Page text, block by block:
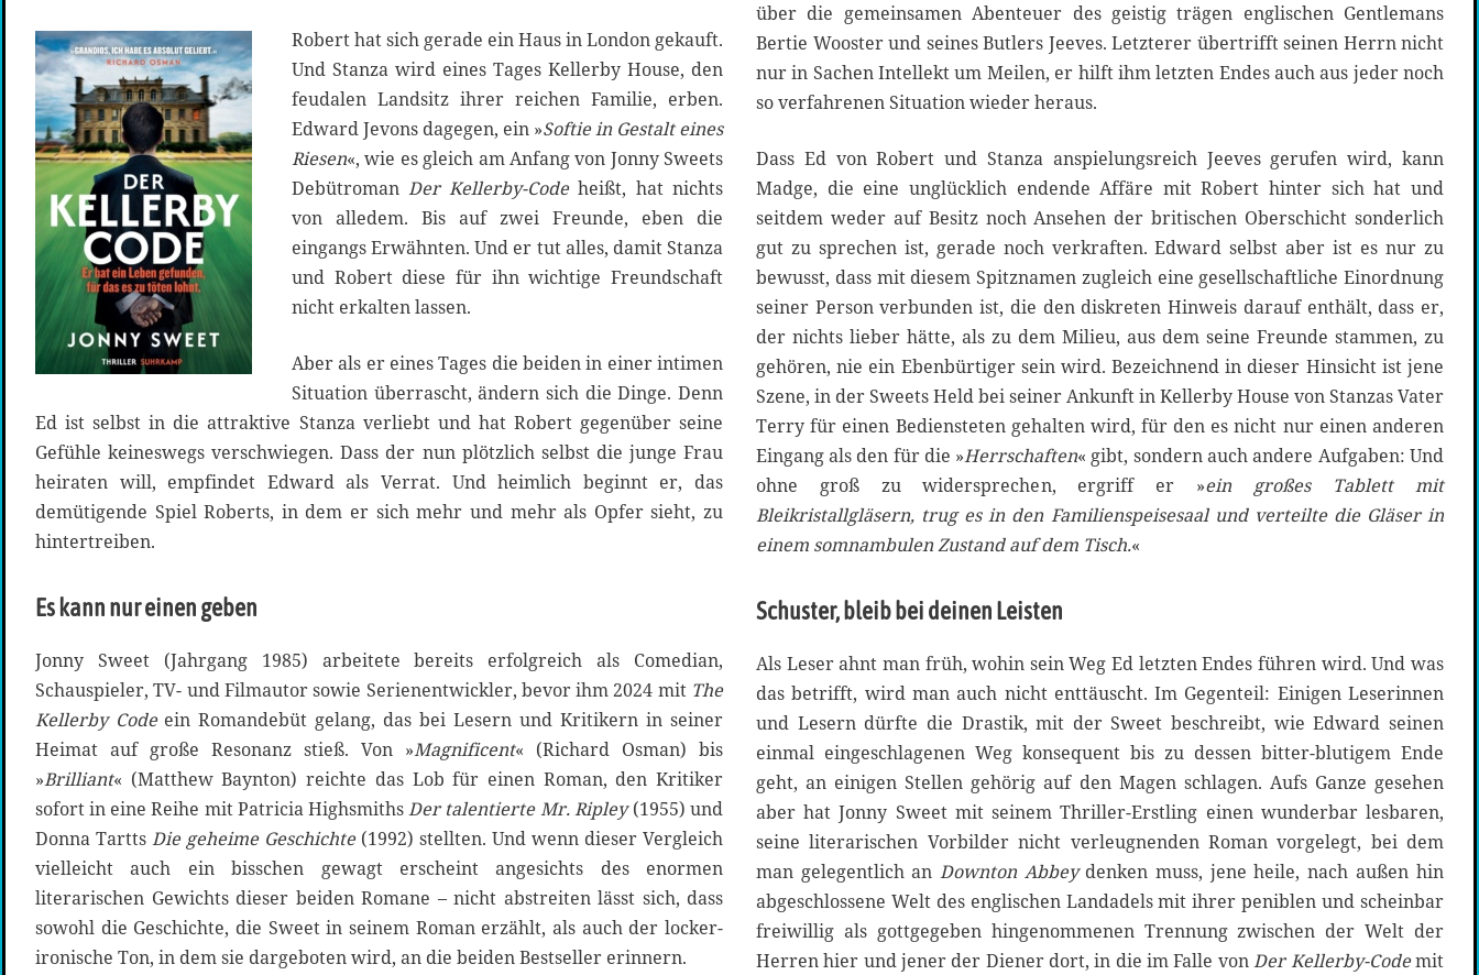
Robert hat sich gerade ein Haus in London gekauft.
Und Stanza wird eines Tages Kellerby House, den
feudalen Landsitz ihrer reichen Familie, erben.
Edward Jevons dagegen, ein »Softie in Gestalt eines
Riesen«, wie es gleich am Anfang von Jonny Sweets
Debütroman Der Kellerby-Code heißt, hat nichts
von alledem. Bis auf zwei Freunde, eben die
eingangs Erwähnten. Und er tut alles, damit Stanza
und Robert diese für ihn wichtige Freundschaft
nicht erkalten lassen.
Aber als er eines Tages die beiden in einer intimen
Situation überrascht, ändern sich die Dinge. Denn
Ed ist selbst in die attraktive Stanza verliebt und hat Robert gegenüber seine
Gefühle keineswegs verschwiegen. Dass der nun plötzlich selbst die junge Frau
heiraten will, empfindet Edward als Verrat. Und heimlich beginnt er, das
demütigende Spiel Roberts, in dem er sich mehr und mehr als Opfer sieht, zu
hintertreiben.
Es kann nur einen geben
Jonny Sweet (Jahrgang 1985) arbeitete bereits erfolgreich als Comedian,
Schauspieler, TV- und Filmautor sowie Serienentwickler, bevor ihm 2024 mit The
Kellerby Code ein Romandebüt gelang, das bei Lesern und Kritikern in seiner
Heimat auf große Resonanz stieß. Von »Magnificent« (Richard Osman) bis
»Brilliant« (Matthew Baynton) reichte das Lob für einen Roman, den Kritiker
sofort in eine Reihe mit Patricia HighsmithsDer talentierte Mr. Ripley(1955) und
Donna Tartts Die geheime Geschichte (1992) stellten. Und wenn dieser Vergleich
vielleicht auch ein bisschen gewagt erscheint angesichts des enormen
literarischen Gewichts dieser beiden Romane – nicht abstreiten lässt sich, dass
sowohl die Geschichte, die Sweet in seinem Roman erzählt, als auch der locker-
ironische Ton, in dem sie dargeboten wird, an die beiden Bestseller erinnern.
über die gemeinsamen Abenteuer des geistig trägen englischen Gentlemans
Bertie Wooster und seines Butlers Jeeves. Letzterer übertrifft seinen Herrn nicht
nur in Sachen Intellekt um Meilen, er hilft ihm letzten Endes auch aus jeder noch
so verfahrenen Situation wieder heraus.
Dass Ed von Robert und Stanza anspielungsreich Jeeves gerufen wird, kann
Madge, die eine unglücklich endende Affäre mit Robert hinter sich hat und
seitdem weder auf Besitz noch Ansehen der britischen Oberschicht sonderlich
gut zu sprechen ist, gerade noch verkraften. Edward selbst aber ist es nur zu
bewusst, dass mit diesem Spitznamen zugleich eine gesellschaftliche Einordnung
seiner Person verbunden ist, die den diskreten Hinweis darauf enthält, dass er,
der nichts lieber hätte, als zu dem Milieu, aus dem seine Freunde stammen, zu
gehören, nie ein Ebenbürtiger sein wird. Bezeichnend in dieser Hinsicht ist jene
Szene, in der Sweets Held bei seiner Ankunft in Kellerby House von Stanzas Vater
Terry für einen Bediensteten gehalten wird, für den es nicht nur einen anderen
Eingang als den für die »Herrschaften« gibt, sondern auch andere Aufgaben: Und
ohne groß zu widersprechen, ergriff er »ein großes Tablett mit
Bleikristallgläsern, trug es in den Familienspeisesaal und verteilte die Gläser in
einem somnambulen Zustand auf dem Tisch.«
Schuster, bleib bei deinen Leisten
Als Leser ahnt man früh, wohin sein Weg Ed letzten Endes führen wird. Und was
das betrifft, wird man auch nicht enttäuscht. Im Gegenteil: Einigen Leserinnen
und Lesern dürfte die Drastik, mit der Sweet beschreibt, wie Edward seinen
einmal eingeschlagenen Weg konsequent bis zu dessen bitter-blutigem Ende
geht, an einigen Stellen gehörig auf den Magen schlagen. Aufs Ganze gesehen
aber hat Jonny Sweet mit seinem Thriller-Erstling einen wunderbar lesbaren,
seine literarischen Vorbilder nicht verleugnenden Roman vorgelegt, bei dem
man gelegentlich an Downton Abbey denken muss, jene heile, nach außen hin
abgeschlossene Welt des englischen Landadels mit ihrer peniblen und scheinbar
freiwillig als gottgegeben hingenommenen Trennung zwischen der Welt der
Herren hier und jener der Diener dort, in die im Falle vonDer Kellerby-Codemit